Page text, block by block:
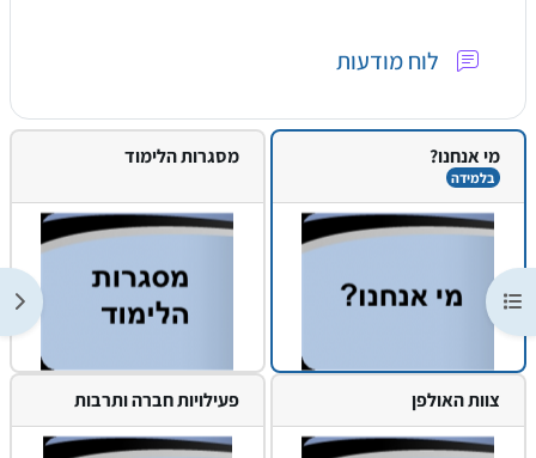
תצוגת רשימת הנושאים בקורס
לוח מודעות
מי אנחנו?
בלמידה
מסגרות הלימוד
צוות האולפן פעילויות חברה ותרבות